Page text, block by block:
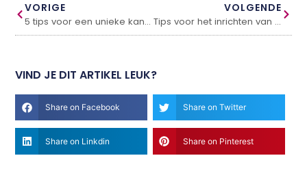
VORIGE
5 tips voor een unieke kantoorinrichting
VOLGENDE
Tips voor het inrichten van jouw woning
VIND JE DIT ARTIKEL LEUK?
Share on Facebook Share on Twitter
Share on Linkdin Share on Pinterest